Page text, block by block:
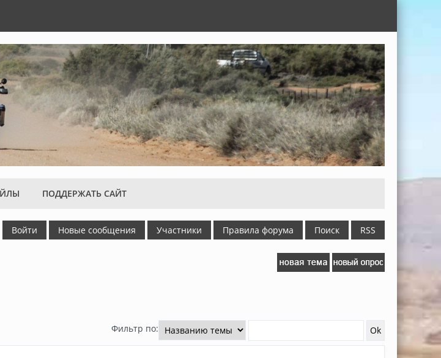
ПОДДЕРЖАТЬ САЙТ
Войти Новые сообщения Участники Правила форума Поиск RSS
Фильтр по: